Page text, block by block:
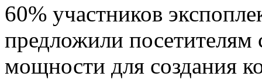
60% участников
предложили посетителям
мощности для создания